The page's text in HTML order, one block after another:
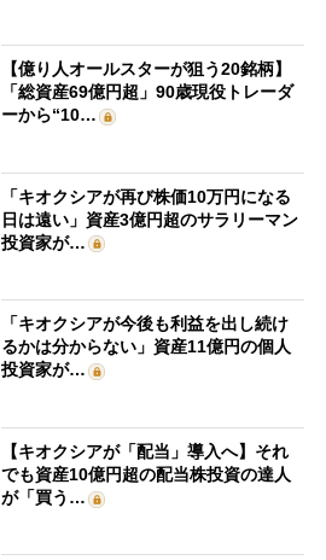
【億り人オールスターが狙う20銘柄】
「総資産69億円超」90歳現役トレーダ
ーから“10…
「キオクシアが再び株価10万円になる
日は遠い」資産3億円超のサラリーマン
投資家が…
「キオクシアが今後も利益を出し続け
るかは分からない」資産11億円の個人
投資家が…
【キオクシアが「配当」導入へ】それ
でも資産10億円超の配当株投資の達人
が「買う…